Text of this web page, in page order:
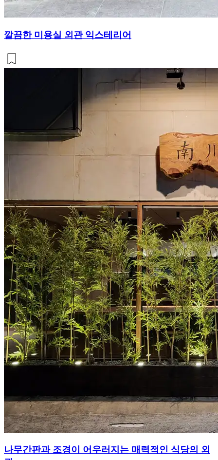
깔끔한 미용실 외관 익스테리어
나무간판과 조경이 어우러지는 매력적인 식당의 외